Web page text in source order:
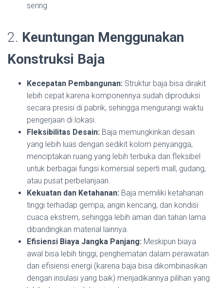
sering.
2. Keuntungan Menggunakan
Konstruksi Baja
Kecepatan Pembangunan: Struktur baja bisa dirakit
lebih cepat karena komponennya sudah diproduksi
secara presisi di pabrik, sehingga mengurangi waktu
pengerjaan di lokasi.
Fleksibilitas Desain: Baja memungkinkan desain
yang lebih luas dengan sedikit kolom penyangga,
menciptakan ruang yang lebih terbuka dan fleksibel
untuk berbagai fungsi komersial seperti mall, gudang,
atau pusat perbelanjaan.
Kekuatan dan Ketahanan: Baja memiliki ketahanan
tinggi terhadap gempa, angin kencang, dan kondisi
cuaca ekstrem, sehingga lebih aman dan tahan lama
dibandingkan material lainnya.
Efisiensi Biaya Jangka Panjang: Meskipun biaya
awal bisa lebih tinggi, penghematan dalam perawatan
dan efisiensi energi (karena baja bisa dikombinasikan
dengan insulasi yang baik) menjadikannya pilihan yang